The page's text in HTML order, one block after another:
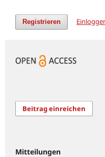
Registrieren
Beitrag einreichen
Mitteilungen